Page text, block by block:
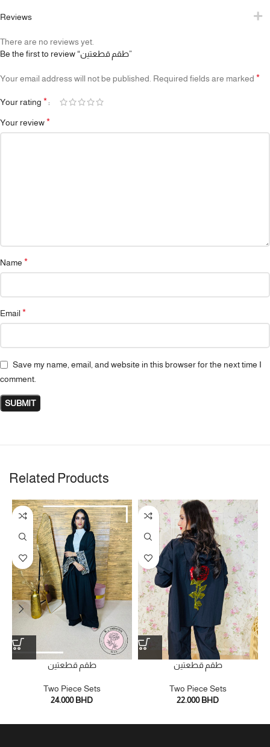
Reviews
There are no reviews yet.
Be the first to review “طقم قطعتين”
Your email address will not be published. Required fields are marked *
Your rating *
Your review*
Name *
Email *
Save my name, email, and website in this browser for the next time I
comment.
Related Products
طقم قطعتين
Two Piece Sets
24.000BHD
طقم قطعتين
Two Piece Sets
22.000BHD